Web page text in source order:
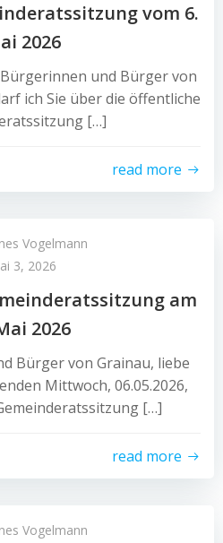
vom 6.
2026
und Bürger von
ich Sie über die öffentliche
[…]
read more
Vogelmann
3, 2026
am
2026
Bürger von Grainau, liebe
Mittwoch, 06.05.2026,
[…]
read more
Vogelmann